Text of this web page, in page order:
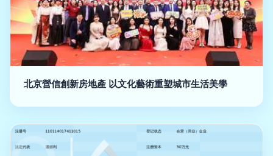
北京營信創新房地產 以文化藝術重塑城市生活美學